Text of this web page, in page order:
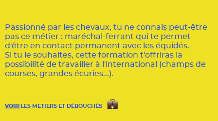
Passionné par les chevaux, tu ne connais peut-être
pas ce métier : maréchal-ferrant qui te permet
d'être en contact permanent avec les équidés.
Si tu le souhaites, cette formation t'offriras la
possibilité de travailler à l'international (champs de
courses, grandes écuries...).
VOIR LES METIERS ET DÉBOUCHÉS